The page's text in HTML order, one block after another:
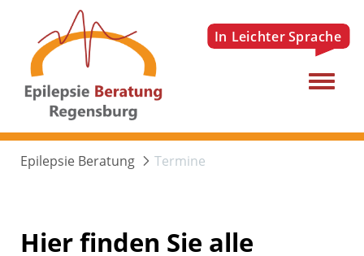
Menu
Epilepsie Beratung Termine
Hier finden Sie alle